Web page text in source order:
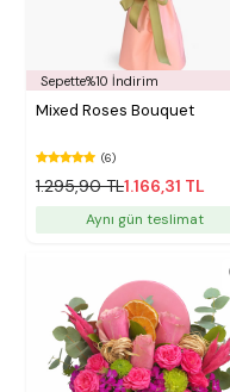
Sepette%10 İndirim
Mixed Roses Bouquet
(6)
1.295,90 TL1.166,31 TL
Aynı gün teslimat